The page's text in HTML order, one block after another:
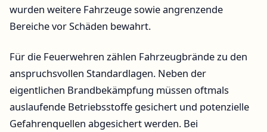
wurden weitere Fahrzeuge sowie angrenzende
Bereiche vor Schäden bewahrt.
Für die Feuerwehren zählen Fahrzeugbrände zu den
anspruchsvollen Standardlagen. Neben der
eigentlichen Brandbekämpfung müssen oftmals
auslaufende Betriebsstoffe gesichert und potenzielle
Gefahrenquellen abgesichert werden. Bei